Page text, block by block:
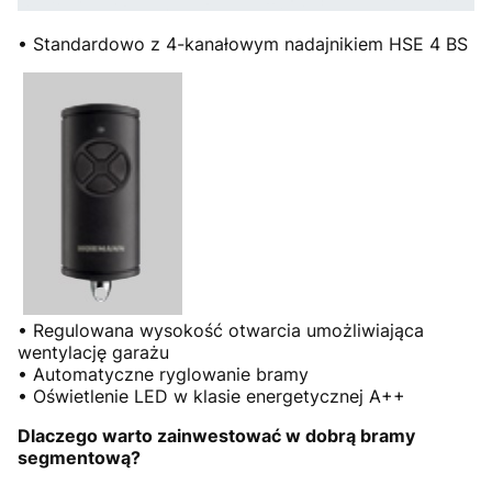
• Standardowo z 4-kanałowym nadajnikiem HSE 4 BS
• Regulowana wysokość otwarcia umożliwiająca
wentylację garażu
• Automatyczne ryglowanie bramy
• Oświetlenie LED w klasie energetycznej A++
Dlaczego warto zainwestować w dobrą bramy
segmentową?